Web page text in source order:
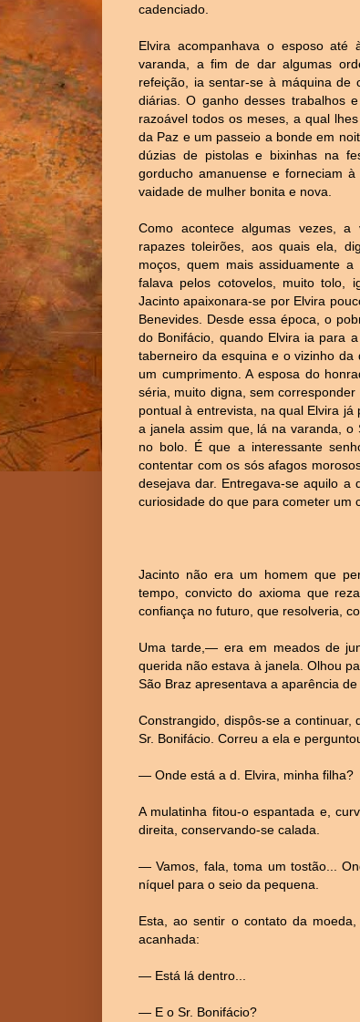
cadenciado.
Elvira acompanhava o esposo
varanda, a fim de dar algumas
refeição, ia sentar-se à máquina de
diárias. O ganho desses trabalhos
razoável todos os meses, a qual
da Paz e um passeio a bonde em
dúzias de pistolas e bixinhas na
gorducho amanuense e forneciam
vaidade de mulher bonita e nova.
Como acontece algumas vezes,
rapazes toleirões, aos quais ela,
moços, quem mais assiduamente
falava pelos cotovelos, muito tolo,
Jacinto apaixonara-se por Elvira
Benevides. Desde essa época, o
do Bonifácio, quando Elvira ia para
taberneiro da esquina e o vizinho
um cumprimento. A esposa do
séria, muito digna, sem
pontual à entrevista, na qual Elvira
a janela assim que, lá na varanda, o
no bolo. É que a interessante
contentar com os sós afagos
desejava dar. Entregava-se aquilo a
curiosidade do que para cometer um
Jacinto não era um homem que
tempo, convicto do axioma que
confiança no futuro, que resolveria,
Uma tarde,— era em meados de
querida não estava à janela. Olhou
São Braz apresentava a aparência
Constrangido, dispôs-se a
Sr. Bonifácio. Correu a ela e
— Onde está a d. Elvira, minha filha?
A mulatinha fitou-o espantada e,
direita, conservando-se calada.
— Vamos, fala, toma um tostão...
níquel para o seio da pequena.
Esta, ao sentir o contato da
acanhada:
— Está lá dentro...
— E o Sr. Bonifácio?